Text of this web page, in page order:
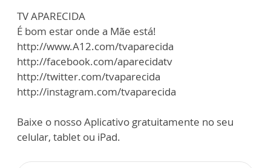
TV APARECIDA
É bom estar onde a Mãe está!
http://www.A12.com/tvaparecida
http://facebook.com/aparecidatv
http://twitter.com/tvaparecida
http://instagram.com/tvaparecida
Baixe o nosso Aplicativo gratuitamente no seu
celular, tablet ou iPad.